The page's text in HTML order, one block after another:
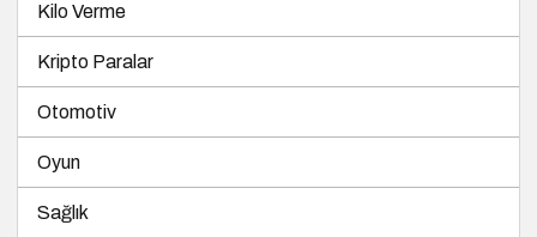
Kilo Verme
Kripto Paralar
Otomotiv
Oyun
Sağlık